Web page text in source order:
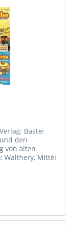
Bastei
den
von alten
Walthery, Mittéi